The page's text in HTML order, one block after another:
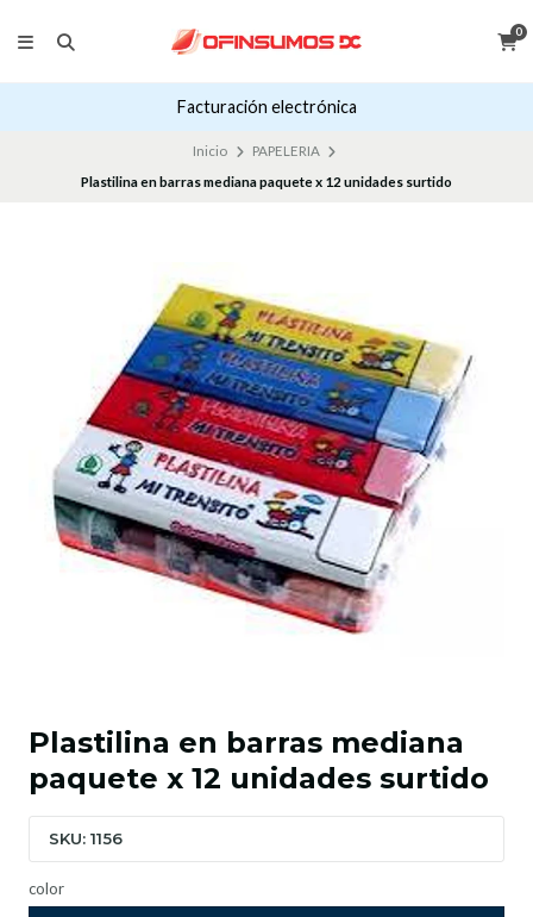
0
Facturación electrónica
Inicio
PAPELERIA
Plastilina en barras mediana paquete x 12 unidades surtido
Plastilina en barras mediana
paquete x 12 unidades surtido
SKU: 1156
color